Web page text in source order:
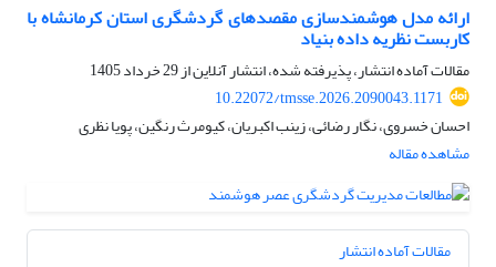
ارائه مدل هوشمندسازی مقصدهای گردشگری استان کرمانشاه با
کاربست نظریه داده بنیاد
مقالات آماده انتشار، پذیرفته شده، انتشار آنلاین از29 خرداد 1405
10.22072/tmsse.2026.2090043.1171
احسان خسروی، نگار رضائی، زینب اکبریان، کیومرث رنگین، پویا نظری
مشاهده مقاله
مقالات آماده انتشار